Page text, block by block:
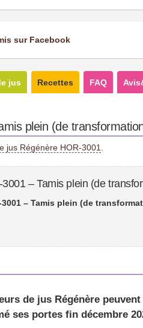
sur Facebook
jus Recettes FAQ
plein (de
jus Régénère HOR-3001
– Tamis plein (de
– Tamis plein (de
de jus Régénère
ses portes fin décembre